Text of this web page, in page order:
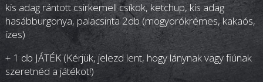
kis adag rántott csirkemell csíkok, ketchup, kis adag
hasábburgonya, palacsinta 2db (mogyorókrémes, kakaós,
ízes)
+ 1 db JÁTÉK (Kérjük, jelezd lent, hogy lánynak vagy fiúnak
szeretnéd a játékot!)